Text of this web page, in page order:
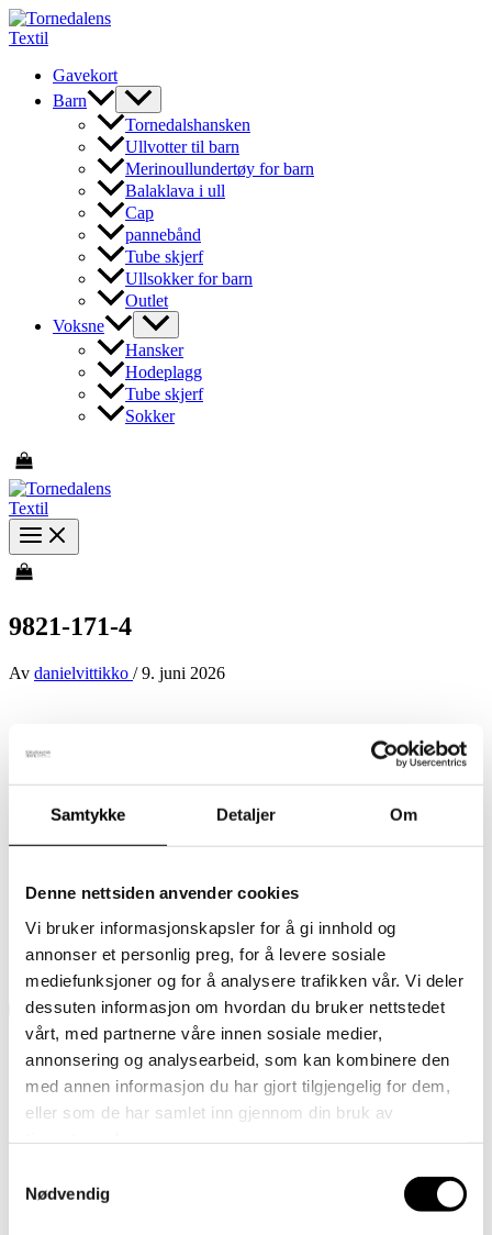
Samtykke Detaljer Om
Denne nettsiden anvender cookies
Vi bruker informasjonskapsler for å gi innhold og
annonser et personlig preg, for å levere sosiale
mediefunksjoner og for å analysere trafikken vår. Vi deler
dessuten informasjon om hvordan du bruker nettstedet
vårt, med partnerne våre innen sosiale medier,
annonsering og analysearbeid, som kan kombinere den
med annen informasjon du har gjort tilgjengelig for dem,
eller som de har samlet inn gjennom din bruk av
Nødvendig
Hopp
rett
innholdetGavekort
Barn
Tornedalshansken
Ullvotter til barn
Merinoullundertøy for barn
Balaklava i ull
Cap
pannebånd
Tube skjerf
Ullsokker for barn
Outlet
Voksne
Hansker
Hodeplagg
Tube skjerf
Sokker
9821-171-4
Av danielvittikko /9. juni 2026